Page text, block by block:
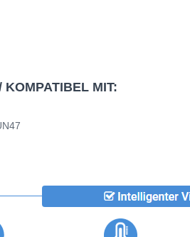
KOMPATIBEL MIT: